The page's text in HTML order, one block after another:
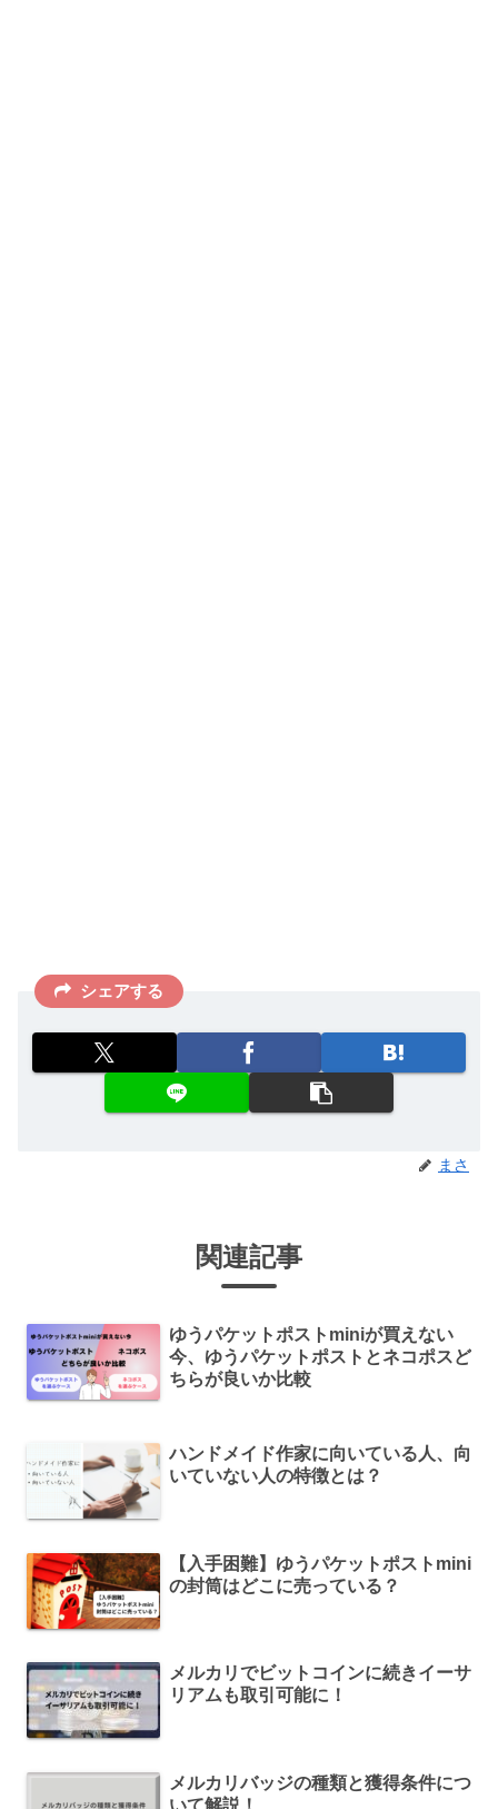
シェアする
まさ
関連記事
ゆうパケットポストminiが買えない
今、ゆうパケットポストとネコポスど
ちらが良いか比較
ハンドメイド作家に向いている人、向
いていない人の特徴とは？
【入手困難】ゆうパケットポストmini
の封筒はどこに売っている？
メルカリでビットコインに続きイーサ
リアムも取引可能に！
メルカリバッジの種類と獲得条件につ
いて解説！